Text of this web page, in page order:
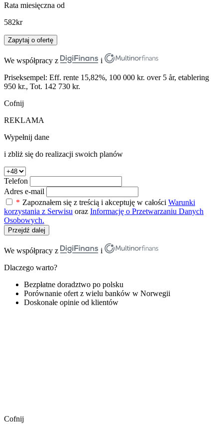
Rata miesięczna od
582kr
Zapytaj o ofertę
We współpracy z
i
Priseksempel: Eff. rente 15,82%, 100 000 kr. over 5 år, etablering
950 kr., Tot. 142 730 kr.
Cofnij
REKLAMA
Wypełnij dane
i zbliż się do realizacji swoich planów
Telefon
Adres e-mail
* Zapoznałem się z treścią i akceptuję w całości Warunki
korzystania z Serwisu oraz Informację o Przetwarzaniu Danych
Osobowych.
Przejdź dalej
We współpracy z
i
Dlaczego warto?
Bezpłatne doradztwo po polsku
Porównanie ofert z wielu banków w Norwegii
Doskonałe opinie od klientów
Cofnij